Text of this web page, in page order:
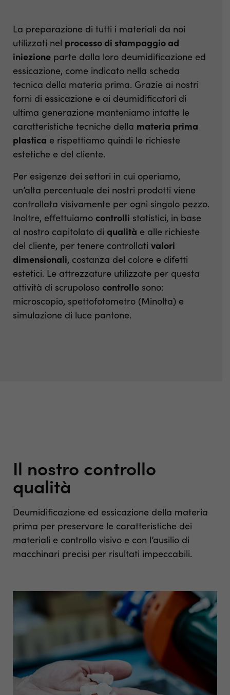
La preparazione di tutti i materiali da noi
utilizzati nel processo di stampaggio ad
iniezione parte dalla loro deumidificazione ed
essicazione, come indicato nella scheda
tecnica della materia prima. Grazie ai nostri
forni di essicazione e ai deumidificatori di
ultima generazione manteniamo intatte le
caratteristiche tecniche della materia prima
plastica e rispettiamo quindi le richieste
estetiche e del cliente.
Per esigenze dei settori in cui operiamo,
un’alta percentuale dei nostri prodotti viene
controllata visivamente per ogni singolo pezzo.
Inoltre, effettuiamo controlli statistici, in base
al nostro capitolato di qualità e alle richieste
del cliente, per tenere controllati valori
dimensionali, costanza del colore e difetti
estetici. Le attrezzature utilizzate per questa
attività di scrupoloso controllo sono:
microscopio, spettofotometro (Minolta) e
simulazione di luce pantone.
Il nostro controllo
qualità
Deumidificazione ed essicazione della materia
prima per preservare le caratteristiche dei
materiali e controllo visivo e con l’ausilio di
macchinari precisi per risultati impeccabili.